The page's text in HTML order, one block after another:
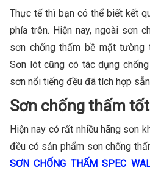
Thực tế thì bạn có thể biết kết
phía trên. Hiện nay, ngoài sơn
sơn chống thấm bề mặt
Sơn lót cũng có tác dụng
sơn nổi tiếng đều đã tích hợp
Sơn chống thấm
Hiện nay có rất nhiều hãng sơn
đều có sản phẩm sơn chống
SƠN CHỐNG THẤM SPEC